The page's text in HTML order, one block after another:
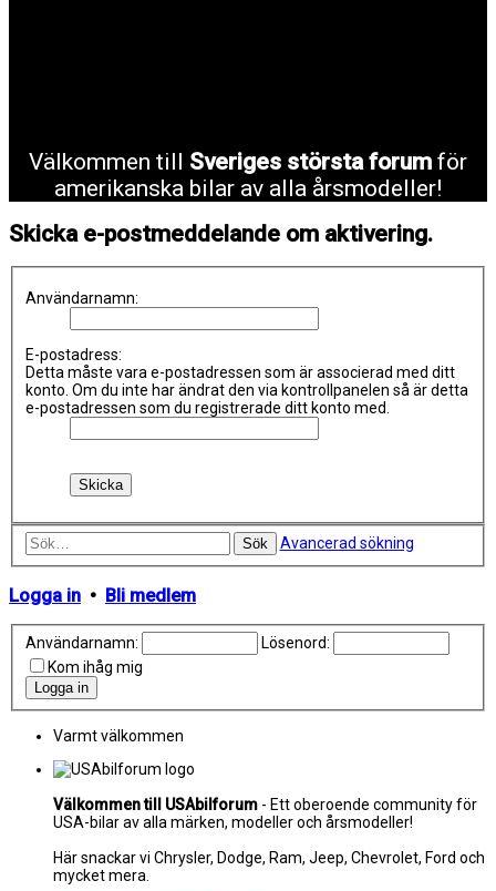
Välkommen till Sveriges största forum för
amerikanska bilar av alla årsmodeller!
Skicka e-postmeddelande om aktivering.
Användarnamn:
E-postadress:
Detta måste vara e-postadressen som är associerad med ditt
konto. Om du inte har ändrat den via kontrollpanelen så är detta
e-postadressen som du registrerade ditt konto med.
Sök Avancerad sökning
Logga in • Bli medlem
Användarnamn:
Lösenord:
Kom ihåg mig
Varmt välkommen
Välkommen till USAbilforum - Ett oberoende community för
USA-bilar av alla märken, modeller och årsmodeller!
Här snackar vi Chrysler, Dodge, Ram, Jeep, Chevrolet, Ford och
mycket mera.